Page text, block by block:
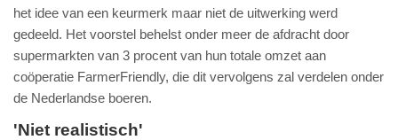
het idee van een keurmerk maar niet de uitwerking werd
gedeeld. Het voorstel behelst onder meer de afdracht door
supermarkten van 3 procent van hun totale omzet aan
coöperatie FarmerFriendly, die dit vervolgens zal verdelen onder
de Nederlandse boeren.
'Niet realistisch'